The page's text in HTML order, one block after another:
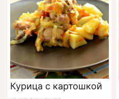
Курица с картошкой